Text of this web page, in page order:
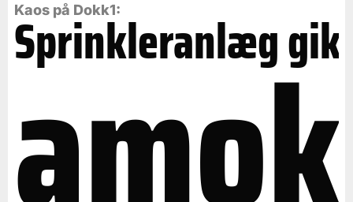
Kaos på Dokk1:
Sprinkleranlæg gik
amok